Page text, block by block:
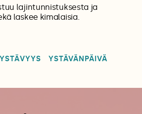
lajintunnistuksesta ja
laskee kimalaisia.
YSTÄVYYS YSTÄVÄNPÄIVÄ